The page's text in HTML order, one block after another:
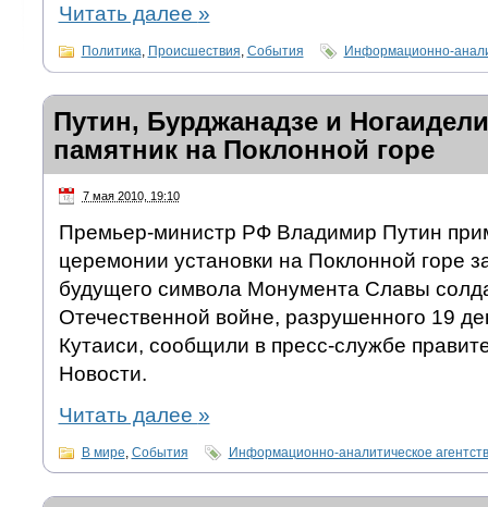
Читать далее »
Политика Происшествия События Информационно-
Путин, Бурджанадзе и
памятник на Поклонной горе
7 мая 2010, 19:10
Премьер-министр РФ Владимир Путин
церемонии установки на Поклонной горе
будущего символа Монумента Славы
Отечественной войне, разрушенного 19
Кутаиси, сообщили в пресс-службе
Новости.
Читать далее »
В мире, События Информационно-аналитическое